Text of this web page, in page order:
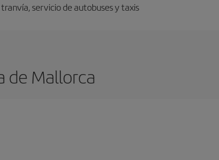
servicio de autobuses y taxis
de Mallorca